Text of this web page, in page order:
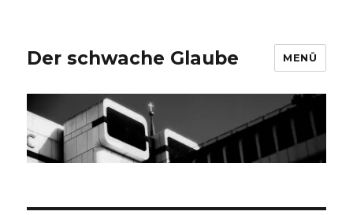
Der schwache Glaube MENÜ